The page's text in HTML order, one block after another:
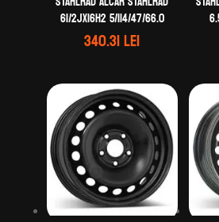
61/2Jx16H2 5/114/47/66.0
340.31lei